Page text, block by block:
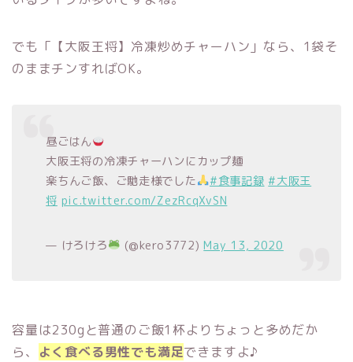
でも「【大阪王将】冷凍炒めチャーハン」なら、1袋そ
のままチンすればOK。
昼ごはん
大阪王将の冷凍チャーハンにカップ麺
楽ちんご飯、ご馳走様でした
#食事記録 #大阪王
将 pic.twitter.com/ZezRcqXvSN
— けろけろ (@kero3772)May 13, 2020
容量は230gと普通のご飯1杯よりちょっと多めだか
ら、
よく食べる男性でも満足できますよ♪